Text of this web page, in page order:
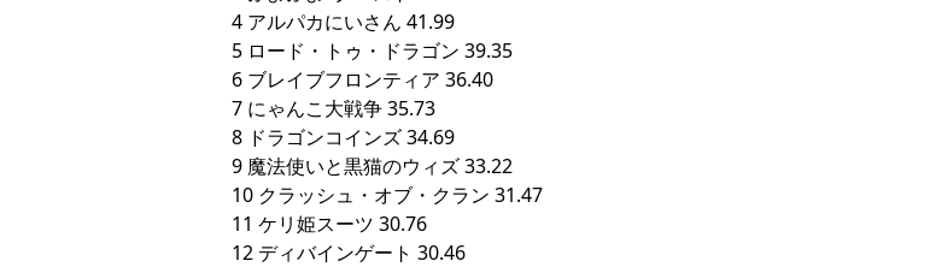
4 アルパカにいさん 41.99
5 ロード・トゥ・ドラゴン 39.35
6 ブレイブフロンティア 36.40
7 にゃんこ大戦争 35.73
8 ドラゴンコインズ 34.69
9 魔法使いと黒猫のウィズ 33.22
10 クラッシュ・オブ・クラン 31.47
11 ケリ姫スーツ 30.76
12 ディバインゲート 30.46